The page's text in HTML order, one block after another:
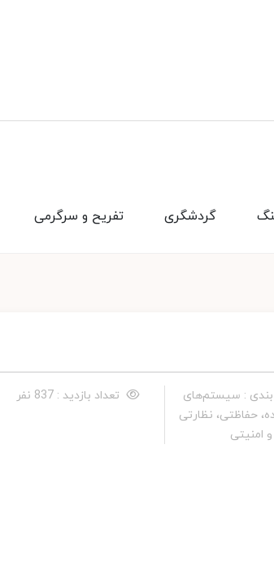
تفریح و سرگرمی گردشگری
: سیستم‌های
حفاظتی، نظارتی
و امنیتی
تعداد بازدید : 837 نفر